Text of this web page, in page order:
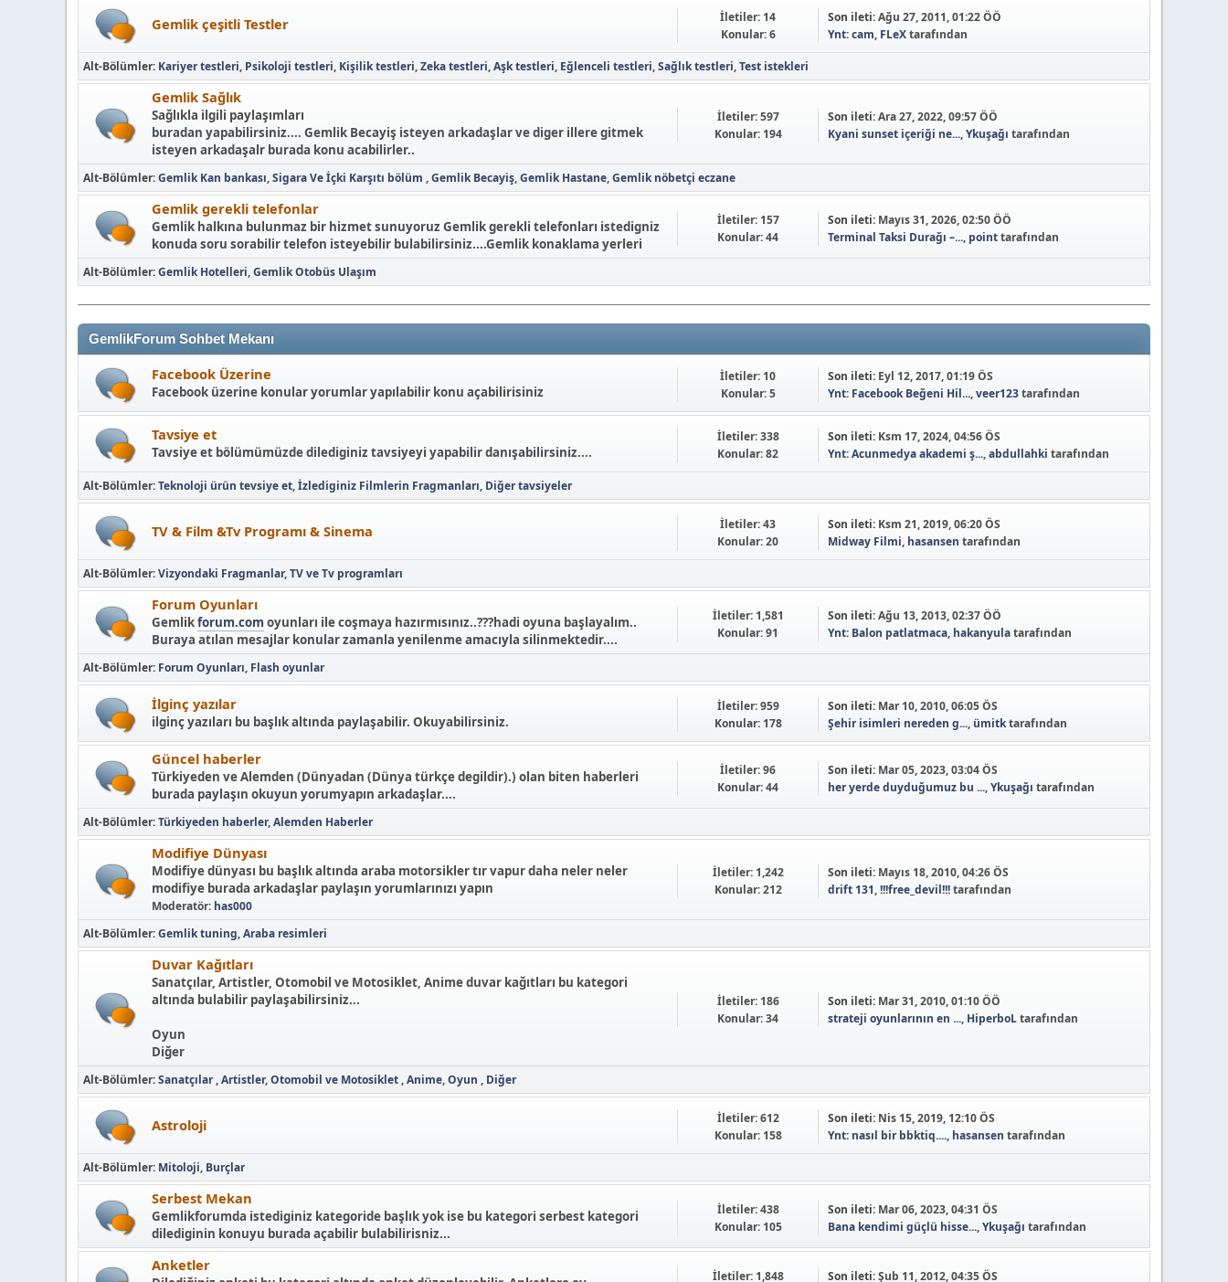
Gemlik çeşitli Testler
İletiler: 14
Konular: 6
Son ileti:Ağu 27, 2011, 01:22 ÖÖ
Ynt: cam, FLeXtarafından
Alt-Bölümler Kariyer testleri Psikoloji testleri Kişilik testleri Zeka testleri Aşk testleri Eğlenceli testleri Sağlık testleri Test istekleri
Gemlik Sağlık
Sağlıkla ilgili paylaşımları
buradan yapabilirsiniz.... Gemlik Becayiş isteyen arkadaşlar ve diger illere gitmek
isteyen arkadaşalr burada konu acabilirler..
İletiler: 597
Konular: 194
Son ileti:Ara 27, 2022, 09:57 ÖÖ
Kyani sunset içeriği ne...,Ykuşağı tarafından
Alt-Bölümler Gemlik Kan bankası Sigara Ve İçki Karşıtı bölüm Gemlik Becayiş Gemlik Hastane Gemlik nöbetçi eczane
Gemlik gerekli telefonlar
Gemlik halkına bulunmaz bir hizmet sunuyoruz Gemlik gerekli telefonları istedigniz
konuda soru sorabilir telefon isteyebilir bulabilirsiniz....Gemlik konaklama yerleri
İletiler: 157
Konular: 44
Son ileti: Mayıs 31, 2026, 02:50 ÖÖ
Terminal Taksi Durağı –..., pointtarafından
Alt-Bölümler Gemlik Hotelleri Gemlik Otobüs Ulaşım
GemlikForum Sohbet Mekanı
Facebook Üzerine
Facebook üzerine konular yorumlar yapılabilir konu açabilirisiniz
İletiler: 10
Konular: 5
Son ileti: Eyl 12, 2017, 01:19 ÖS
Ynt: Facebook Beğeni Hil...,veer123tarafından
Tavsiye et
Tavsiye et bölümümüzde dilediginiz tavsiyeyi yapabilir danışabilirsiniz....
İletiler: 338
Konular: 82
Son ileti: Ksm 17, 2024, 04:56 ÖS
Ynt: Acunmedya akademi ş...,abdullahki tarafından
Alt-Bölümler Teknoloji ürün tevsiye et İzlediginiz Filmlerin Fragmanları Diğer tavsiyeler
TV & Film &Tv Programı & Sinema
İletiler: 43
Konular: 20
Son ileti: Ksm 21, 2019, 06:20 ÖS
Midway Filmi, hasansen tarafından
Alt-Bölümler Vizyondaki Fragmanlar TV ve Tv programları
Forum Oyunları
Gemlikforum.com oyunları ile coşmaya hazırmısınız..???hadi oyuna başlayalım..
Buraya atılan mesajlar konular zamanla yenilenme amacıyla silinmektedir....
İletiler: 1,581
Konular: 91
Son ileti:Ağu 13, 2013, 02:37 ÖÖ
Ynt: Balon patlatmaca, hakanyulatarafından
Alt-Bölümler Forum Oyunları Flash oyunlar
İlginç yazılar
ilginç yazıları bu başlık altında paylaşabilir. Okuyabilirsiniz.
İletiler: 959
Konular: 178
Son ileti: Mar 10, 2010, 06:05 ÖS
Şehir isimleri nereden g..., ümitktarafından
Güncel haberler
Türkiyeden ve Alemden (Dünyadan (Dünya türkçe degildir).) olan biten haberleri
burada paylaşın okuyun yorumyapın arkadaşlar....
İletiler: 96
Konular: 44
Son ileti: Mar 05, 2023, 03:04 ÖS
her yerde duyduğumuz bu ...,Ykuşağı tarafından
Alt-Bölümler Türkiyeden haberler Alemden Haberler
Modifiye Dünyası
Modifiye dünyası bu başlık altında araba motorsikler tır vapur daha neler neler
modifiye burada arkadaşlar paylaşın yorumlarınızı yapın
Moderatör: has000
İletiler: 1,242
Konular: 212
Son ileti: Mayıs 18, 2010, 04:26 ÖS
drift 131,!!!free_devil!!!tarafından
Alt-Bölümler Gemlik tuning Araba resimleri
Duvar Kağıtları
Sanatçılar, Artistler, Otomobil ve Motosiklet, Anime duvar kağıtları bu kategori
altında bulabilir paylaşabilirsiniz...
Oyun
Diğer
İletiler: 186
Konular: 34
Son ileti: Mar 31, 2010, 01:10 ÖÖ
strateji oyunlarının en ..., HiperboLtarafından
Alt-Bölümler Sanatçılar , Artistler Otomobil ve Motosiklet Anime Oyun Diğer
Astroloji
İletiler: 612
Konular: 158
Son ileti: Nis 15, 2019, 12:10 ÖS
Ynt: nasıl bir bbktiq...., hasansen tarafından
Alt-Bölümler Mitoloji Burçlar
Serbest Mekan
Gemlikforumda istediginiz kategoride başlık yok ise bu kategori serbest kategori
dilediginin konuyu burada açabilir bulabilirisniz...
İletiler: 438
Konular: 105
Son ileti: Mar 06, 2023, 04:31 ÖS
Bana kendimi güçlü hisse...,Ykuşağı tarafından
Anketler
İletiler: 1,848 Son ileti:Şub 11, 2012, 04:35 ÖS